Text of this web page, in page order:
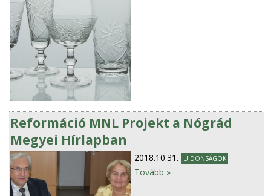
Reformáció MNL Projekt a Nógrád
Megyei Hírlapban
2018.10.31. ÚJDONSÁGOK
Tovább »